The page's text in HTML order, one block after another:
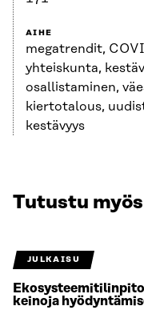
AIHE
megatrendit,
yhteiskunta,
osallistaminen,
kiertotalous,
kestävyys
Tutustu myös
JULKAISU
keinoja